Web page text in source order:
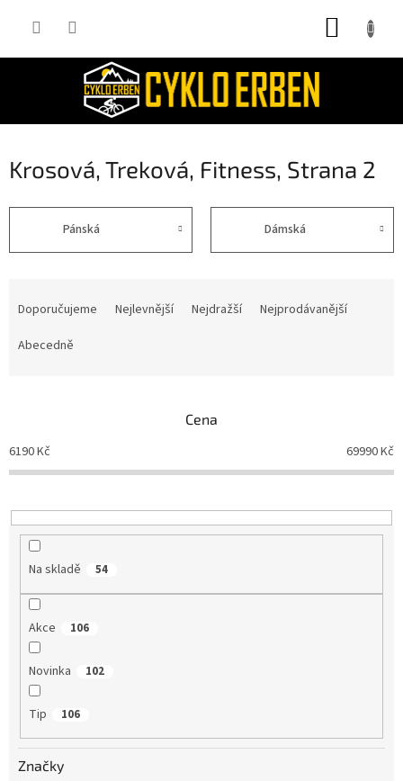
Krosová, Treková, Fitness, Strana 2
Pánská Dámská
o
d
k
t
Doporučujeme Nejlevnější Nejdražší
Nejprodávanější
Abecedně
Cena
6190Kč 69990Kč
Na skladě 54
Akce 106
Novinka 102
Tip 106
Značky